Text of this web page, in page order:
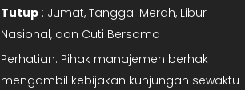
Tutup : Jumat, Tanggal Merah, Libur
Nasional, dan Cuti Bersama
Perhatian: Pihak manajemen berhak
mengambil kebijakan kunjungan sewaktu-